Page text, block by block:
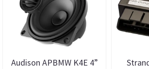
Audison APBMW K4E 4”